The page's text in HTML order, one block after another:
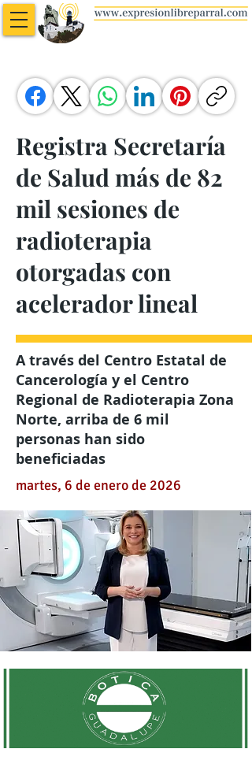
Registra Secretaría
de Salud más de 82
mil sesiones de
radioterapia
otorgadas con
acelerador lineal
A través del Centro Estatal de
Cancerología y el Centro
Regional de Radioterapia Zona
Norte, arriba de 6 mil
personas han sido
beneficiadas
martes, 6 de enero de 2026